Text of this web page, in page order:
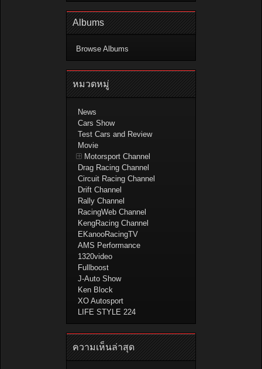
Albums
Browse Albums
หมวดหมู่
News
Cars Show
Test Cars and Review
Movie
Motorsport Channel
Drag Racing Channel
Circuit Racing Channel
Drift Channel
Rally Channel
RacingWeb Channel
KengRacing Channel
EKanooRacingTV
AMS Performance
1320video
Fullboost
J-Auto Show
Ken Block
XO Autosport
LIFE STYLE 224
ความเห็นล่าสุด